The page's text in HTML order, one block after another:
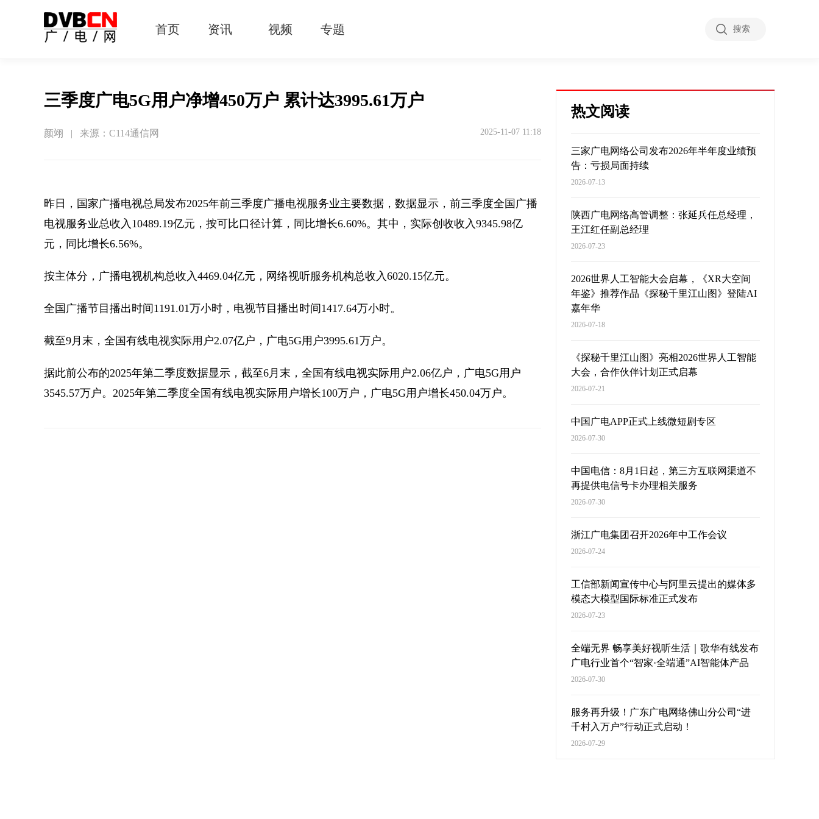
首页 资讯 视频 专题 搜索
三季度广电5G用户净增450万户 累计达3995.61万户
颜翊 | 来源：C114通信网 2025-11-07 11:18
昨日，国家广播电视总局发布2025年前三季度广播电视服务业主要数据，数据显示，前三季度全国广播
电视服务业总收入10489.19亿元，按可比口径计算，同比增长6.60%。其中，实际创收收入9345.98亿
元，同比增长6.56%。
按主体分，广播电视机构总收入4469.04亿元，网络视听服务机构总收入6020.15亿元。
全国广播节目播出时间1191.01万小时，电视节目播出时间1417.64万小时。
截至9月末，全国有线电视实际用户2.07亿户，广电5G用户3995.61万户。
据此前公布的2025年第二季度数据显示，截至6月末，全国有线电视实际用户2.06亿户，广电5G用户
3545.57万户。2025年第二季度全国有线电视实际用户增长100万户，广电5G用户增长450.04万户。
热文阅读
三家广电网络公司发布2026年半年度业绩预
告：亏损局面持续
2026-07-13
陕西广电网络高管调整：张延兵任总经理，
王江红任副总经理
2026-07-23
2026世界人工智能大会启幕，《XR大空间
年鉴》推荐作品《探秘千里江山图》登陆AI
嘉年华
2026-07-18
《探秘千里江山图》亮相2026世界人工智能
大会，合作伙伴计划正式启幕
2026-07-21
中国广电APP正式上线微短剧专区
2026-07-30
中国电信：8月1日起，第三方互联网渠道不
再提供电信号卡办理相关服务
2026-07-30
浙江广电集团召开2026年中工作会议
2026-07-24
工信部新闻宣传中心与阿里云提出的媒体多
模态大模型国际标准正式发布
2026-07-23
全端无界 畅享美好视听生活｜歌华有线发布
广电行业首个“智家·全端通”AI智能体产品
2026-07-30
服务再升级！广东广电网络佛山分公司“进
千村入万户”行动正式启动！
2026-07-29